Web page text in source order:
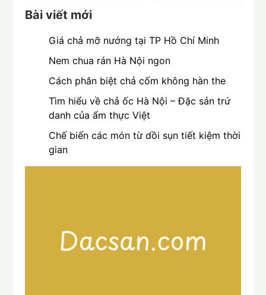
Bài viết mới
Giá chả mỡ nướng tại TP Hồ Chí Minh
Nem chua rán Hà Nội ngon
Cách phân biệt chả cốm không hàn the
Tìm hiểu về chả ốc Hà Nội – Đặc sản trứ
danh của ẩm thực Việt
Chế biến các món từ dồi sụn tiết kiệm thời
gian